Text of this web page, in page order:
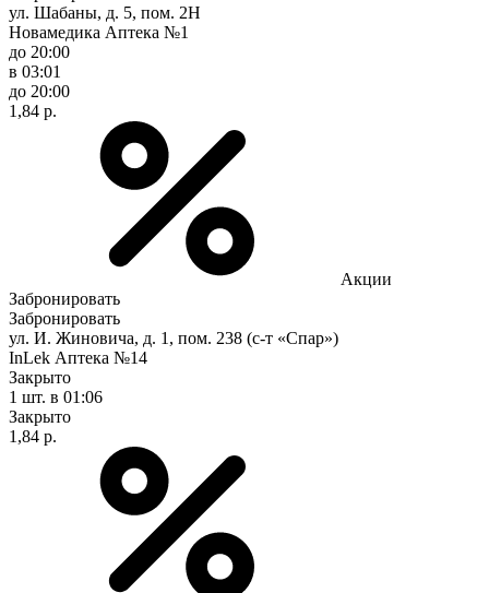
ул. Шабаны, д. 5, пом. 2Н
Новамедика Аптека №1
до 20:00
в 03:01
до 20:00
1,84 р.
Акции
Забронировать
Забронировать
ул. И. Жиновича, д. 1, пом. 238 (с-т «Спар»)
InLek Аптека №14
Закрыто
1 шт. в 01:06
Закрыто
1,84 р.